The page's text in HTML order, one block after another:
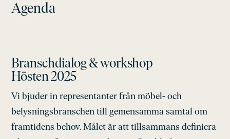
Agenda
Branschdialog & workshop
Hösten 2025
Vi bjuder in representanter från möbel- och
belysningsbranschen till gemensamma samtal om
framtidens behov. Målet är att tillsammans definiera